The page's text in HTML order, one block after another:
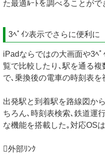
た最適ﾙｰﾄを調べることがで
3ﾍﾟｲﾝ表示でさらに便利に
iPadならではの大画面や3ﾍ
覧で比較したり､駅を通る
で､乗換後の電車の時刻表を
出発駅と到着駅を路線図か
ちろん､時刻表検索､鉄道運
な機能を搭載した｡対応OS
外部ﾘﾝｸ